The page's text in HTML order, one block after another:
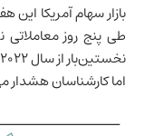
نخستین‌بار از سال ۲۰۲۲ وارد محدوده بازار خرسی شد.
اما کارشناسان